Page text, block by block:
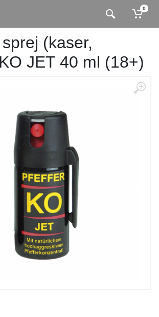
0
(kaser,
JET 40 ml (18+)